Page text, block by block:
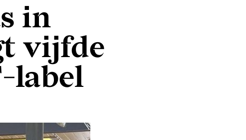
in
vijfde
label